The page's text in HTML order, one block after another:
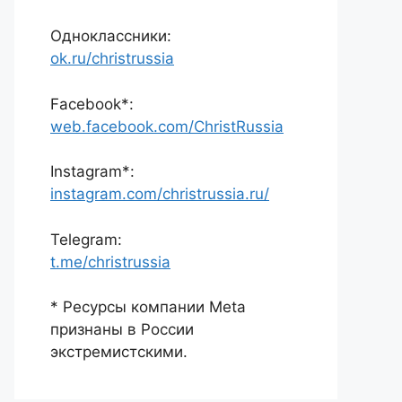
Одноклассники:
ok.ru/christrussia
Facebook*:
web.facebook.com/ChristRussia
Instagram*:
instagram.com/christrussia.ru/
Telegram:
t.me/christrussia
* Ресурсы компании Meta
признаны в России
экстремистскими.